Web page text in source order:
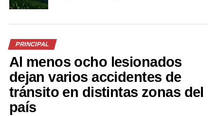
Comparte esto:
Me gusta esto:
PRINCIPAL
Al menos ocho lesionados
dejan varios accidentes de
tránsito en distintas zonas del
país